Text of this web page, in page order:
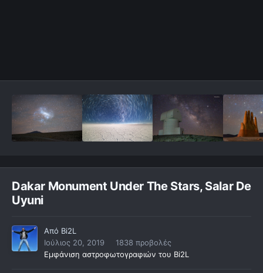
Dakar Monument Under The Stars, Salar De
Uyuni
Από Bi2L
Ιούλιος 20, 2019
1838 προβολές
Εμφάνιση αστροφωτογραφιών του Bi2L